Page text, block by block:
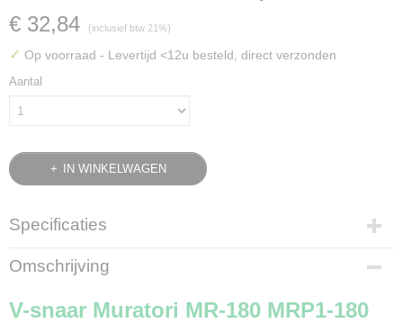
€ 32,84 (inclusief btw 21%)
✓ Op voorraad - Levertijd <12u besteld, direct verzonden
Aantal
IN WINKELWAGEN
Specificaties
Bruto gewicht
0,45 Kg
Omschrijving
V-snaar Muratori MR-180 MRP1-180